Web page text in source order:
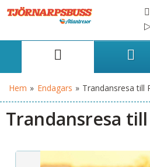
Hem » Endagars » Trandansresa till
Trandansresa